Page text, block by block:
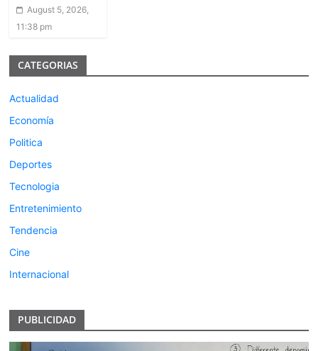
August 5, 2026,
11:38 pm
CATEGORIAS
Actualidad
Economía
Politica
Deportes
Tecnologia
Entretenimiento
Tendencia
Cine
Internacional
PUBLICIDAD